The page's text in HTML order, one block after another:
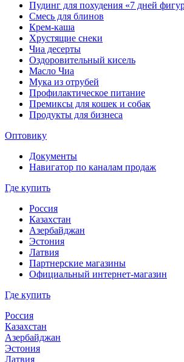
Пудинг для похудения «7 дней
Смесь для блинов
Крем-каша
Хрустящие снеки
Чиа десерты
Оздоровительный кисель
Масло Чиа
Мука из отрубей
Профилактическое питание
Премиксы для кошек и собак
Продукты для бизнеса
Оптовику
Документы
Навигатор по каналам продаж
Где купить
Россия
Казахстан
Азербайджан
Эстония
Латвия
Партнерские магазины
Официальный интернет-магазин
Где купить
Россия
Казахстан
Азербайджан
Эстония
Латвия